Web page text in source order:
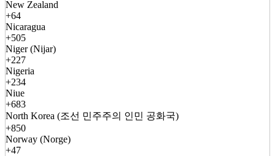
New Zealand
+64
Nicaragua
+505
Niger (Nijar)
+227
Nigeria
+234
Niue
+683
North Korea (조선 민주주의 인민 공화국)
+850
Norway (Norge)
+47